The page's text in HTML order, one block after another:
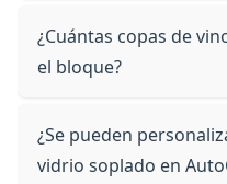
¿Cuántas copas de
el bloque?
¿Se pueden
vidrio soplado en